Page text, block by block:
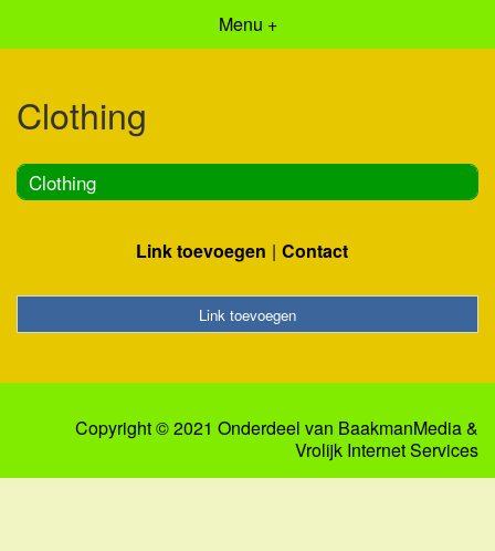
Menu +
Clothing
Clothing
Link toevoegen Contact
Link toevoegen
Copyright © 2021 Onderdeel van BaakmanMedia&
Vrolijk Internet Services